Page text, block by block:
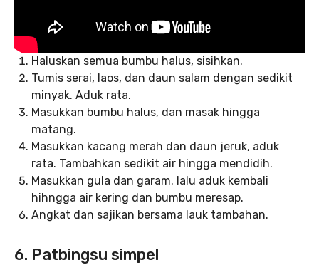
Haluskan semua bumbu halus, sisihkan.
Tumis serai, laos, dan daun salam dengan sedikit
minyak. Aduk rata.
Masukkan bumbu halus, dan masak hingga
matang.
Masukkan kacang merah dan daun jeruk, aduk
rata. Tambahkan sedikit air hingga mendidih.
Masukkan gula dan garam. lalu aduk kembali
hihngga air kering dan bumbu meresap.
Angkat dan sajikan bersama lauk tambahan.
6. Patbingsu simpel